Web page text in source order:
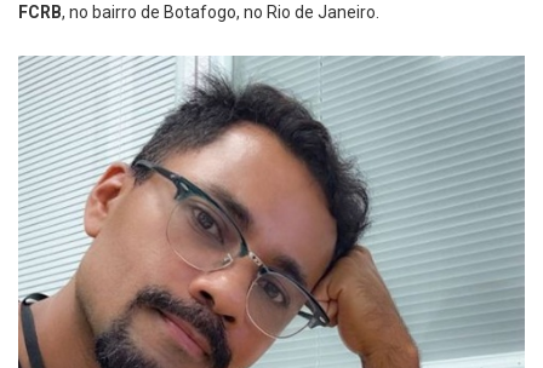
FCRB, no bairro de Botafogo, no Rio de Janeiro.